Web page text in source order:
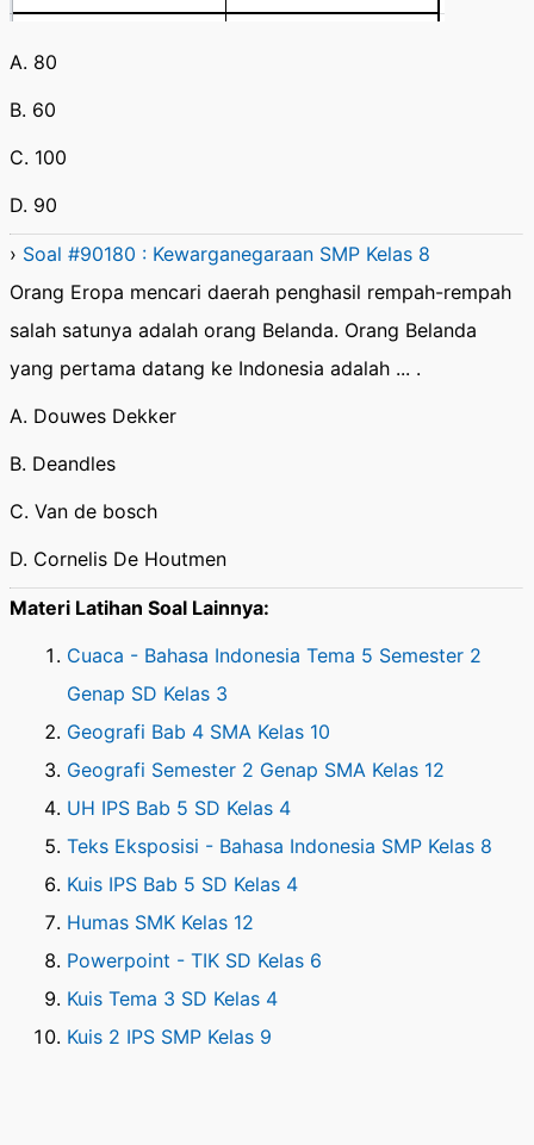
A. 80
B. 60
C. 100
D. 90
› Soal #90180 : Kewarganegaraan SMP Kelas 8
Orang Eropa mencari daerah penghasil rempah-rempah
salah satunya adalah orang Belanda. Orang Belanda
yang pertama datang ke Indonesia adalah ... .
A. Douwes Dekker
B. Deandles
C. Van de bosch
D. Cornelis De Houtmen
Materi Latihan Soal Lainnya:
Cuaca - Bahasa Indonesia Tema 5 Semester 2
Genap SD Kelas 3
Geografi Bab 4 SMA Kelas 10
Geografi Semester 2 Genap SMA Kelas 12
UH IPS Bab 5 SD Kelas 4
Teks Eksposisi - Bahasa Indonesia SMP Kelas 8
Kuis IPS Bab 5 SD Kelas 4
Humas SMK Kelas 12
Powerpoint - TIK SD Kelas 6
Kuis Tema 3 SD Kelas 4
Kuis 2 IPS SMP Kelas 9